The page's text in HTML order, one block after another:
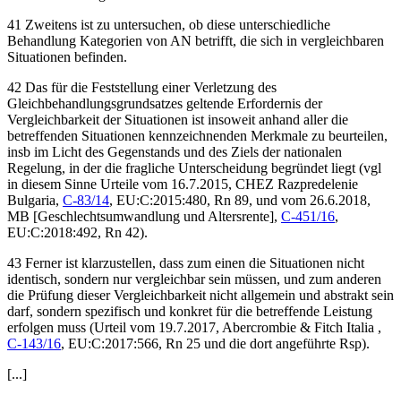
41 Zweitens ist zu untersuchen, ob diese unterschiedliche
Behandlung Kategorien von AN betrifft, die sich in vergleichbaren
Situationen befinden.
42 Das für die Feststellung einer Verletzung des
Gleichbehandlungsgrundsatzes geltende Erfordernis der
Vergleichbarkeit der Situationen ist insoweit anhand aller die
betreffenden Situationen kennzeichnenden Merkmale zu beurteilen,
insb im Licht des Gegenstands und des Ziels der nationalen
Regelung, in der die fragliche Unterscheidung begründet liegt (vgl
in diesem Sinne Urteile vom 16.7.2015, CHEZ Razpredelenie
Bulgaria, C-83/14, EU:C:2015:480, Rn 89, und vom 26.6.2018,
MB [Geschlechtsumwandlung und Altersrente], C-451/16,
EU:C:2018:492, Rn 42).
43 Ferner ist klarzustellen, dass zum einen die Situationen nicht
identisch, sondern nur vergleichbar sein müssen, und zum anderen
die Prüfung dieser Vergleichbarkeit nicht allgemein und abstrakt sein
darf, sondern spezifisch und konkret für die betreffende Leistung
erfolgen muss (Urteil vom 19.7.2017, Abercrombie & Fitch Italia ,
C-143/16, EU:C:2017:566, Rn 25 und die dort angeführte Rsp).
[...]